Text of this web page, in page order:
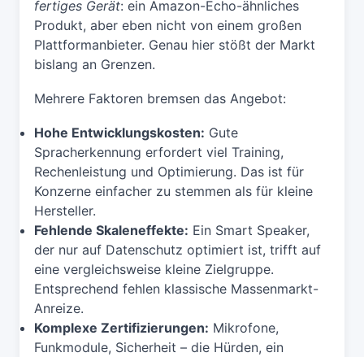
fertiges Gerät: ein Amazon-Echo-ähnliches
Produkt, aber eben nicht von einem großen
Plattformanbieter. Genau hier stößt der Markt
bislang an Grenzen.
Mehrere Faktoren bremsen das Angebot:
Hohe Entwicklungskosten: Gute
Spracherkennung erfordert viel Training,
Rechenleistung und Optimierung. Das ist für
Konzerne einfacher zu stemmen als für kleine
Hersteller.
Fehlende Skaleneffekte: Ein Smart Speaker,
der nur auf Datenschutz optimiert ist, trifft auf
eine vergleichsweise kleine Zielgruppe.
Entsprechend fehlen klassische Massenmarkt-
Anreize.
Komplexe Zertifizierungen: Mikrofone,
Funkmodule, Sicherheit – die Hürden, ein